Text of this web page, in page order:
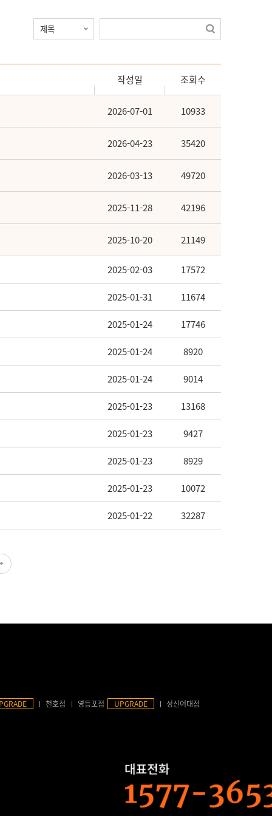
작성일 조회수
2026-07-01 10933
2026-04-23 35420
2026-03-13 49720
2025-11-28 42196
2025-10-20 21149
2025-02-03 17572
2025-01-31 11674
2025-01-24 17746
2025-01-24 8920
2025-01-24 9014
2025-01-23 13168
2025-01-23 9427
2025-01-23 8929
2025-01-23 10072
2025-01-22 32287
천호점 영등포점 UPGRADE 성신여대점